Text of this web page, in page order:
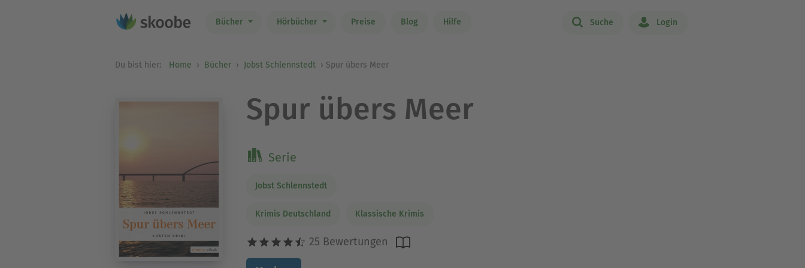
Bücher Hörbücher Preise Blog Hilfe Suche Login
Du bist hier: Home Bücher Jobst Schlennstedt Spur übers Meer
Spur übers Meer
Serie
Jobst Schlennstedt
Krimis Deutschland Klassische Krimis
25 Bewertungen